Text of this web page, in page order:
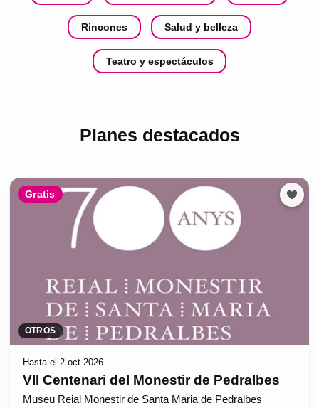
Rincones Salud y belleza
Teatro y espectáculos
Planes destacados
Gratis
OTROS
Hasta el 2 oct 2026
VII Centenari del Monestir de Pedralbes
Museu Reial Monestir de Santa Maria de Pedralbes